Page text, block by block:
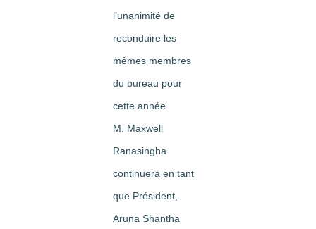
l’unanimité de
reconduire les
mêmes membres
du bureau pour
cette année.
M. Maxwell
Ranasingha
continuera en tant
que Président,
Aruna Shantha